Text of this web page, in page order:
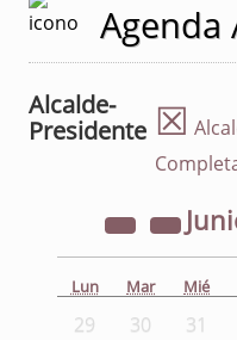
Agenda
Alcalde-
Presidente ☒
Lun Mar Mié
29 30 31